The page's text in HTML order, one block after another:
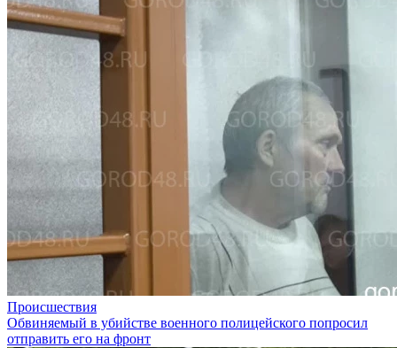
Происшествия
Обвиняемый в убийстве военного полицейского попросил
отправить его на фронт